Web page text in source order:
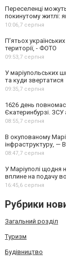
Переселенці
покинутому житлі:
10:06,7 серпня
П’ятьох
території, - ФОТО
09:53,7 серпня
У маріупольських
та куди звертатися
09:35,7 серпня
1626 день
Єкатеринбурзі. ЗСУ
08:55,7 серпня
В окупованому
інфраструктуру, —
08:47,7 серпня
У Маріуполі щодня
вплине на подачу
16:45,6 серпня
Рубрики
Загальний розділ
Туризм
Будівництво